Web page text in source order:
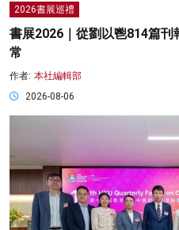
2026書展巡禮
書展2026｜從劉以鬯814篇刊
常
作者: 本社編輯部
2026-08-06